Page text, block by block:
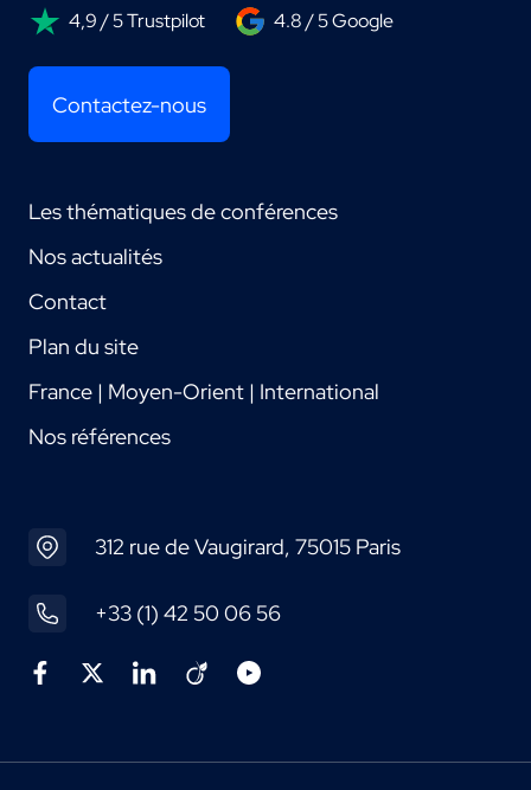
4,9 / 5 Trustpilot 4.8 / 5 Google
Contactez-nous
Les thématiques de conférences
Nos actualités
Contact
Plan du site
France | Moyen-Orient | International
Nos références
312 rue de Vaugirard, 75015 Paris
+33 (1) 42 50 06 56